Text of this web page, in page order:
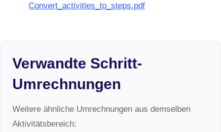
Convert_activities_to_steps.pdf
Verwandte Schritt-
Umrechnungen
Weitere ähnliche Umrechnungen aus demselben
Aktivitätsbereich: